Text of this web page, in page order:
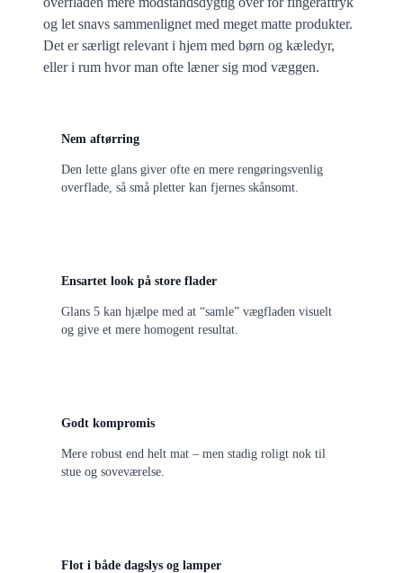
og let snavs sammenlignet med meget matte produkter.
Det er særligt relevant i hjem med børn og kæledyr,
eller i rum hvor man ofte læner sig mod væggen.
Nem aftørring
Den lette glans giver ofte en mere rengøringsvenlig
overflade, så små pletter kan fjernes skånsomt.
Ensartet look på store flader
Glans 5 kan hjælpe med at “samle” vægfladen visuelt
og give et mere homogent resultat.
Godt kompromis
Mere robust end helt mat – men stadig roligt nok til
stue og soveværelse.
Flot i både dagslys og lamper